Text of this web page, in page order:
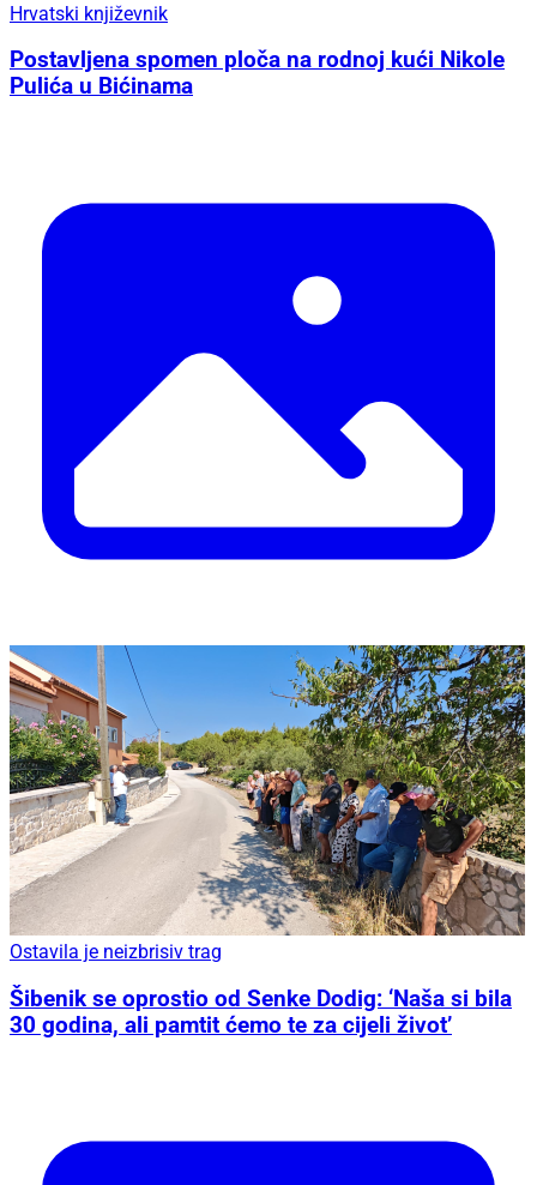
Hrvatski književnik
Postavljena spomen ploča na rodnoj kući Nikole
Pulića u Bićinama
Ostavila je neizbrisiv trag
Šibenik se oprostio od Senke Dodig: ‘Naša si bila
30 godina, ali pamtit ćemo te za cijeli život’